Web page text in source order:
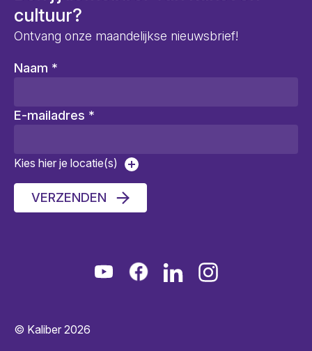
cultuur?
Ontvang onze maandelijkse nieuwsbrief!
Naam *
E-mailadres *
Kies hier je locatie(s)
VERZENDEN
© Kaliber 2026